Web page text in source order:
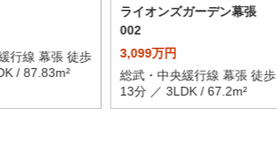
行線 幕張 徒歩
/ 87.83m²
ライオンズガーデン幕張
002
3,099万円
総武・中央緩行線 幕張 徒歩
13分 ／ 3LDK / 67.2m²